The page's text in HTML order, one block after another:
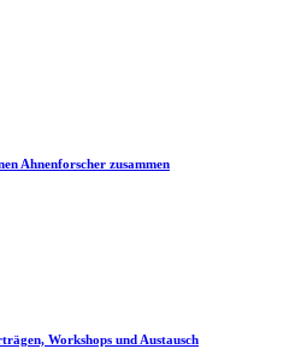
Ahnenforscher zusammen
Workshops und Austausch